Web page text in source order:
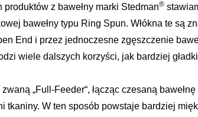
z bawełny marki Stedman®
bawełny typu Ring Spun. Włókna te są
End i przez jednoczesne zgęszczenie
wiele dalszych korzyści, jak bardziej
„Full-Feeder“, łącząc czesaną
W ten sposób powstaje bardziej